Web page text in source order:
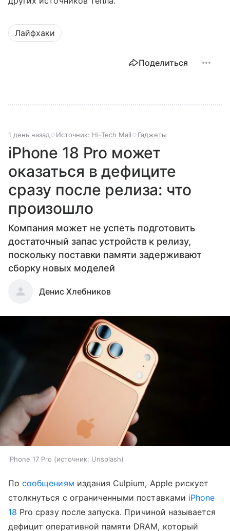
Лайфхаки
Поделиться
1 день назад Источник: Hi-Tech Mail Гаджеты
iPhone 18 Pro может
оказаться в дефиците
сразу после релиза: что
произошло
Компания может не успеть подготовить
достаточный запас устройств к релизу,
поскольку поставки памяти задерживают
сборку новых моделей
Денис Хлебников
iPhone 17 Pro источник: Unsplash
Посообщениям издания Culpium, Apple рискует
столкнуться с ограниченными поставками iPhone
18 Pro сразу после запуска. Причиной называется
дефицит оперативной памяти DRAM, который